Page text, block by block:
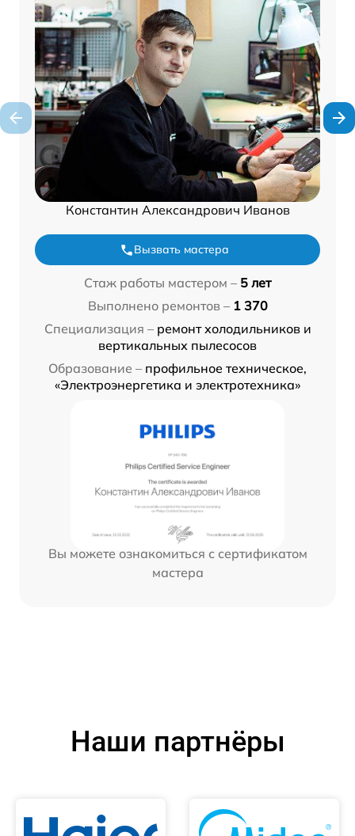
Константин Александрович Иванов
Вызвать мастера
Стаж работы мастером – 5 лет
Выполнено ремонтов – 1 370
Специализация – ремонт холодильников и
вертикальных пылесосов
Образование – профильное техническое,
«Электроэнергетика и электротехника»
Вы можете ознакомиться с сертификатом
мастера
Наши партнёры